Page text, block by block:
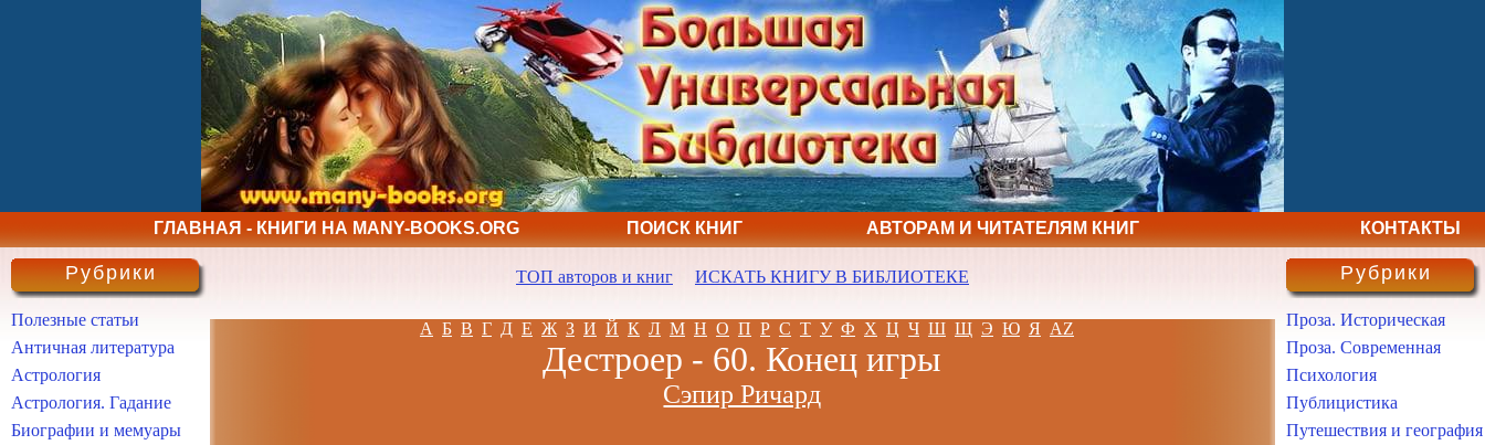
ГЛАВНАЯ - КНИГИ НА MANY-BOOKS.ORG ПОИСК КНИГ АВТОРАМ И ЧИТАТЕЛЯМ КНИГ КОНТАКТЫ
ТОП авторов и книг ИСКАТЬ КНИГУ В БИБЛИОТЕКЕ
А Б В Г Д Е Ж З И Й К Л М Н О П Р С Т У Ф Х Ц Ч Ш Щ Э Ю Я AZ
Дестроер - 60. Конец игры
Сэпир Ричард
Рубрики
Полезные статьи
Античная литература
Астрология
Астрология. Гадание
Биографии и мемуары
Рубрики
Проза. Историческая
Проза. Современная
Психология
Публицистика
Путешествия и география